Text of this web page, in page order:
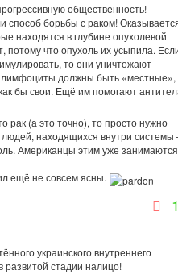
общественность!
способ борьбы с раком!
находятся в глубине опухолевой
потому что опухоль их усыпила.
то они уничтожают
должны быть «местные»,
бы свои. Ещё им помогают
рак (а это точно), то просто нужно
людей, находящихся внутри
Американцы этим уже
ещё не совсем ясны.
украинского внутреннего
стадии налицо!